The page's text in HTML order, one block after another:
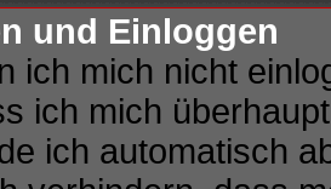
und Einloggen
ich mich nicht
ich mich
ich automatisch